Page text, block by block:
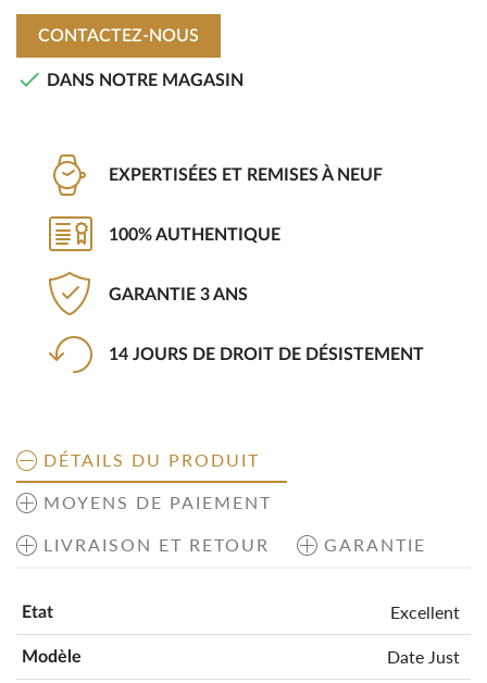
CONTACTEZ-NOUS
 DANS NOTRE MAGASIN
EXPERTISÉES ET REMISES À NEUF
100% AUTHENTIQUE
GARANTIE 3 ANS
14 JOURS DE DROIT DE DÉSISTEMENT
DÉTAILS DU PRODUIT
MOYENS DE PAIEMENT
LIVRAISON ET RETOUR GARANTIE
Etat Excellent
Modèle Date Just